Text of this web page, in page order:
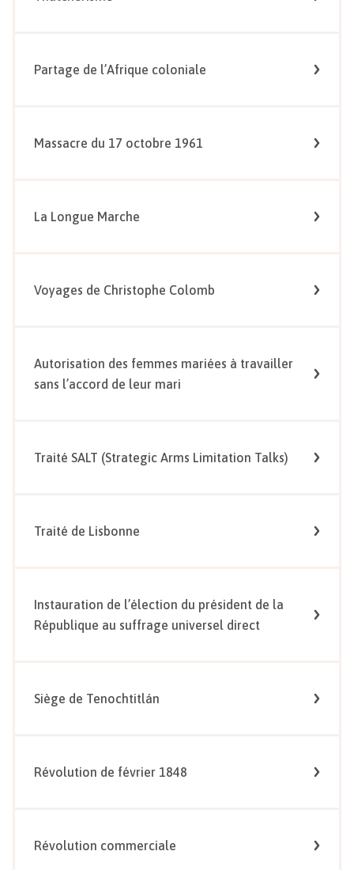
Partage de l’Afrique coloniale
Massacre du 17 octobre 1961
La Longue Marche
Voyages de Christophe Colomb
Autorisation des femmes mariées à travailler
sans l’accord de leur mari
Traité SALT (Strategic Arms Limitation Talks)
Traité de Lisbonne
Instauration de l’élection du président de la
République au suffrage universel direct
Siège de Tenochtitlán
Révolution de février 1848
Révolution commerciale